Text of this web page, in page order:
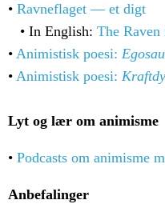
• Ravneflaget — et digt
• In English: The
• Animistisk poesi:
• Animistisk poesi:
Lyt og lær om animisme
• Podcasts om animisme
Anbefalinger